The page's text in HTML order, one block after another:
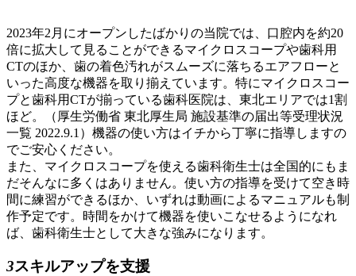
2023年2月にオープンしたばかりの当院では、口腔内を約20
倍に拡大して見ることができるマイクロスコープや歯科用
CTのほか、歯の着色汚れがスムーズに落ちるエアフローと
いった高度な機器を取り揃えています。特にマイクロスコー
プと歯科用CTが揃っている歯科医院は、東北エリアでは1割
ほど。（厚生労働省 東北厚生局 施設基準の届出等受理状況
一覧 2022.9.1）機器の使い方はイチから丁寧に指導しますの
でご安心ください。
また、マイクロスコープを使える歯科衛生士は全国的にもま
だそんなに多くはありません。使い方の指導を受けて空き時
間に練習ができるほか、いずれは動画によるマニュアルも制
作予定です。時間をかけて機器を使いこなせるようになれ
ば、歯科衛生士として大きな強みになります。
3スキルアップを支援